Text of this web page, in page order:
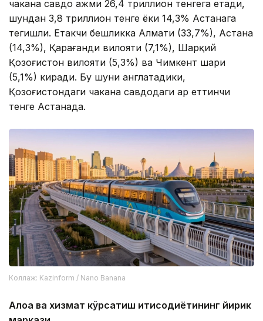
чакана савдо ҳажми 26,4 триллион тенгега етади,
шундан 3,8 триллион тенге ёки 14,3% Астанага
тегишли. Етакчи бешликка Алмати (33,7%), Астана
(14,3%), Қарағанди вилояти (7,1%), Шарқий
Қозоғистон вилояти (5,3%) ва Чимкент шаҳри
(5,1%) киради. Бу шуни англатадики,
Қозоғистондаги чакана савдодаги ҳар еттинчи
тенге Астанада.
Коллаж: Kazinform / Nano Banana
Алоқа ва хизмат кўрсатиш иқтисодиётининг йирик